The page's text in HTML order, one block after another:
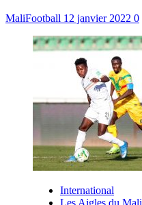
MaliFootball 12 janvier 2022 0
International